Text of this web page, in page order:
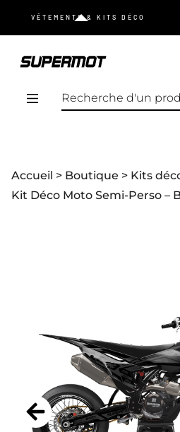
VÊTEMENTS & KITS DÉCO
mot
NOUVEAUTÉS
ACCESSOIRES
STICKERS
Accueil > Boutique > Kits
Kit Déco Moto Semi-Perso –